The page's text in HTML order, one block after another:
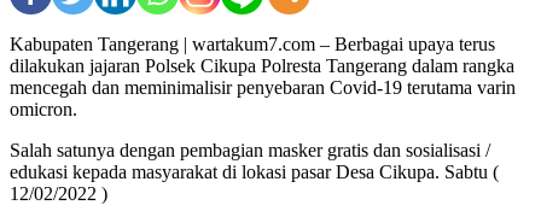
Kabupaten Tangerang | wartakum7.com – Berbagai upaya terus
dilakukan jajaran Polsek Cikupa Polresta Tangerang dalam rangka
mencegah dan meminimalisir penyebaran Covid-19 terutama varin
omicron.
Salah satunya dengan pembagian masker gratis dan sosialisasi /
edukasi kepada masyarakat di lokasi pasar Desa Cikupa. Sabtu (
12/02/2022 )